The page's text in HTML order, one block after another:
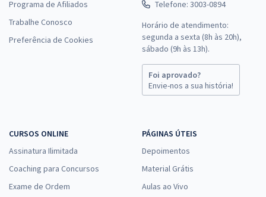
Programa de Afiliados
Trabalhe Conosco
Preferência de Cookies
Telefone: 3003-0894
Horário de atendimento:
segunda a sexta (8h às 20h),
sábado (9h às 13h).
Foi aprovado?
Envie-nos a sua história!
CURSOS ONLINE
Assinatura Ilimitada
Coaching para Concursos
Exame de Ordem
PÁGINAS ÚTEIS
Depoimentos
Material Grátis
Aulas ao Vivo